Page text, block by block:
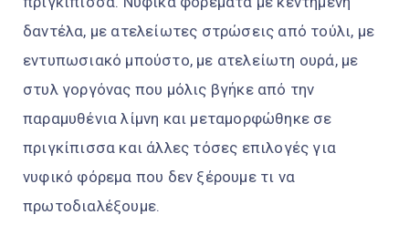
δαντέλα, με ατελείωτες στρώσεις από τούλι, με
εντυπωσιακό μπούστο, με ατελείωτη ουρά, με
στυλ γοργόνας που μόλις βγήκε από την
παραμυθένια λίμνη και μεταμορφώθηκε σε
πριγκίπισσα και άλλες τόσες επιλογές για
νυφικό φόρεμα που δεν ξέρουμε τι να
πρωτοδιαλέξουμε.